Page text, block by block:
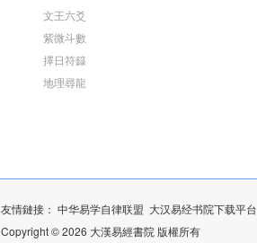
文王六爻
紫微斗數
擇日符籙
地理尋龍
友情鏈接： 中华易学自律联盟 大汉易经书院下载平台
Copyright © 2026 大漢易經書院 版權所有